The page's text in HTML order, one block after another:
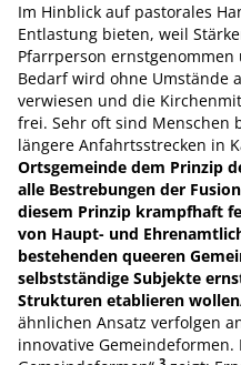
Im Hinblick auf pastorales
Entlastung bieten, weil
Pfarrperson
Bedarf wird ohne Umstände
verwiesen und die
frei. Sehr oft sind Menschen
längere Anfahrtsstrecken in
Ortsgemeinde dem Prinzip
alle Bestrebungen der
diesem Prinzip krampfhaft
von Haupt- und
bestehenden queeren
selbstständige Subjekte
Strukturen etablieren
ähnlichen Ansatz verfolgen
innovative Gemeindeformen.